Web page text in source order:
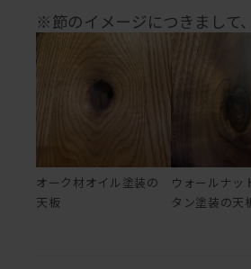
※節のイメージにつきまして
オーク材オイル塗装の
天板
ウォールナッ
タン塗装の天